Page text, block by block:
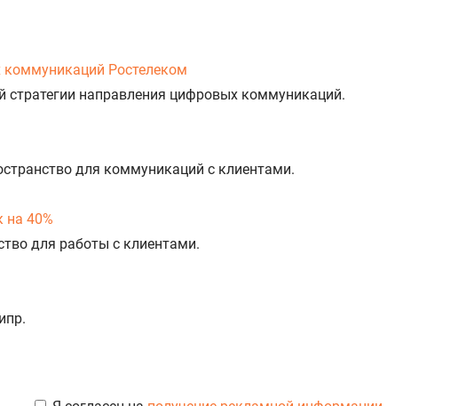
Ростелеком
стратегии направления цифровых коммуникаций.
для коммуникаций с клиентами.
на 40%
для работы с клиентами.